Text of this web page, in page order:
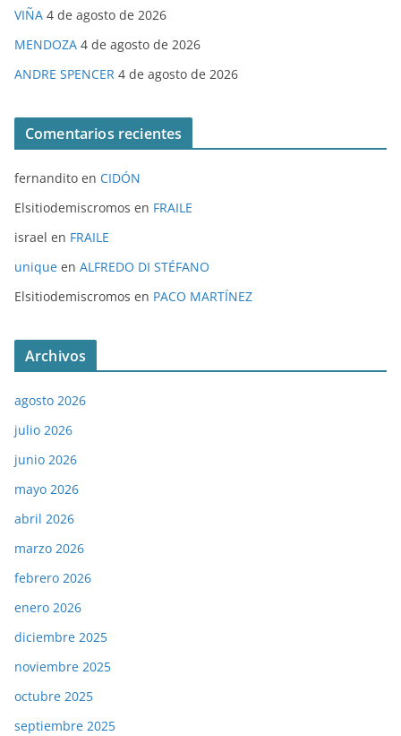
VIÑA 4 de agosto de 2026
MENDOZA 4 de agosto de 2026
ANDRE SPENCER 4 de agosto de 2026
Comentarios recientes
fernandito en CIDÓN
Elsitiodemiscromos en FRAILE
israel en FRAILE
unique en ALFREDO DI STÉFANO
Elsitiodemiscromos en PACO MARTÍNEZ
Archivos
agosto 2026
julio 2026
junio 2026
mayo 2026
abril 2026
marzo 2026
febrero 2026
enero 2026
diciembre 2025
noviembre 2025
octubre 2025
septiembre 2025